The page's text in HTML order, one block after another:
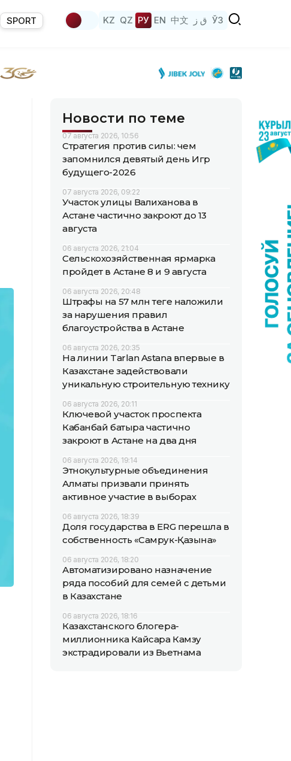
SPORT KZ QZ РУ EN 中文 ق ز ЎЗ
Новости по теме
07 августа 2026, 10:56
Стратегия против силы: чем
запомнился девятый день Игр
будущего-2026
07 августа 2026, 09:22
Участок улицы Валиханова в
Астане частично закроют до 13
августа
06 августа 2026, 21:04
Сельскохозяйственная ярмарка
пройдет в Астане 8 и 9 августа
06 августа 2026, 20:48
Штрафы на 57 млн теңге наложили
за нарушения правил
благоустройства в Астане
06 августа 2026, 20:35
На линии Tarlan Astana впервые в
Казахстане задействовали
уникальную строительную технику
06 августа 2026, 20:11
Ключевой участок проспекта
Кабанбай батыра частично
закроют в Астане на два дня
06 августа 2026, 19:14
Этнокультурные объединения
Алматы призвали принять
активное участие в выборах
06 августа 2026, 18:39
Доля государства в ERG перешла в
собственность «Самрук-Қазына»
06 августа 2026, 18:20
Автоматизировано назначение
ряда пособий для семей с детьми
в Казахстане
06 августа 2026, 18:16
Казахстанского блогера-
миллионника Кайсара Камзу
экстрадировали из Вьетнама